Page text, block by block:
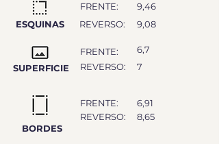
ESQUINAS
SUPERFICIE
FRENTE:
9,46
REVERSO:
9,08
FRENTE:
REVERSO:
6,7
7
BORDES
FRENTE:
REVERSO:
6,91
8,65